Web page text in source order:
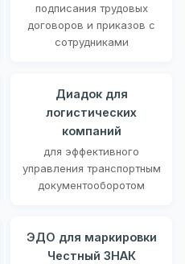
подписания трудовых
договоров и приказов с
сотрудниками
Диадок для
логистических
компаний
для эффективного
управления транспортным
документооборотом
ЭДО для маркировки
Честный ЗНАК